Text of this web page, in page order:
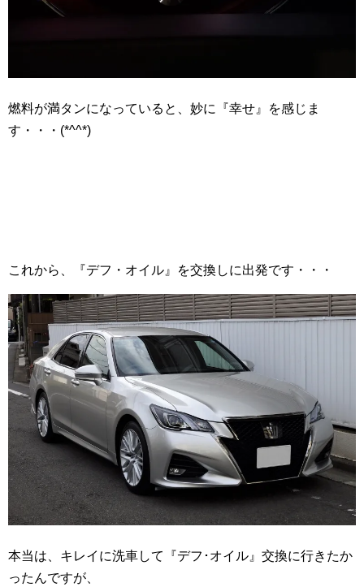
燃料が満タンになっていると、妙に『幸せ』を感じま
す・・・(*^^*)
これから、『デフ・オイル』を交換しに出発です・・・
本当は、キレイに洗車して『デフ･オイル』交換に行きたか
ったんですが、